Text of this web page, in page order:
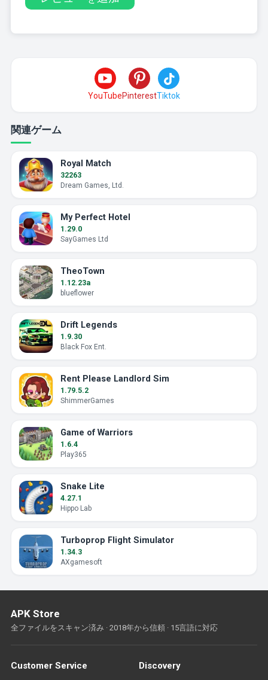
YouTubePinterestTiktok
関連ゲーム
Royal Match
32263
Dream Games, Ltd.
My Perfect Hotel
1.29.0
SayGames Ltd
TheoTown
1.12.23a
blueflower
Drift Legends
1.9.30
Black Fox Ent.
Rent Please Landlord Sim
1.79.5.2
ShimmerGames
Game of Warriors
1.6.4
Play365
Snake Lite
4.27.1
Hippo Lab
Turboprop Flight Simulator
1.34.3
AXgamesoft
APK Store
全ファイルをスキャン済み · 2018年から信頼 · 15言語に対応
Customer Service Discovery